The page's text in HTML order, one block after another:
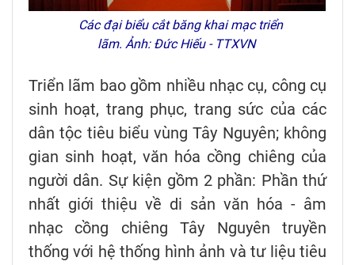
Các đại biểu cắt băng khai mạc triển
lãm. Ảnh: Đức Hiếu - TTXVN
Triển lãm bao gồm nhiều nhạc cụ, công cụ
sinh hoạt, trang phục, trang sức của các
dân tộc tiêu biểu vùng Tây Nguyên; không
gian sinh hoạt, văn hóa cồng chiêng của
người dân. Sự kiện gồm 2 phần: Phần thứ
nhất giới thiệu về di sản văn hóa - âm
nhạc cồng chiêng Tây Nguyên truyền
thống với hệ thống hình ảnh và tư liệu tiêu